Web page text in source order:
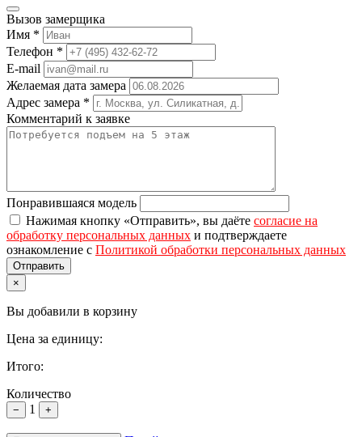
Вызов замерщика
Имя *
Телефон *
E-mail
Желаемая дата замера
Адрес замера *
Комментарий к заявке
Понравившаяся модель
Нажимая кнопку «Отправить», вы даёте согласие на
обработку персональных данных и подтверждаете
ознакомление с Политикой обработки персональных данных
×
Вы добавили в корзину
Цена за единицу:
Итого:
Количество
− 1 +